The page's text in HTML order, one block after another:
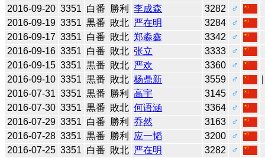
2016-09-20 3351 白番 勝利 李成森 3282
♂
2016-09-19 3351 黒番 敗北 严在明 3284
♂
2016-09-17 3351 白番 敗北 郑淼鑫 3342
♂
2016-09-16 3351 白番 敗北 张立 3333
♂
2016-09-15 3351 黒番 敗北 严欢 3360
♂
2016-09-10 3351 黒番 敗北 杨鼎新 3559 ♂
2016-07-31 3351 黒番 勝利 高宇 3145
♂
2016-07-30 3351 黒番 敗北 何语涵 3364
♂
2016-07-29 3351 白番 勝利 乔然 3163
♂
2016-07-28 3351 黒番 勝利 应一韬 3200
♂
2016-07-25 3351 白番 敗北 严在明 3282
♂